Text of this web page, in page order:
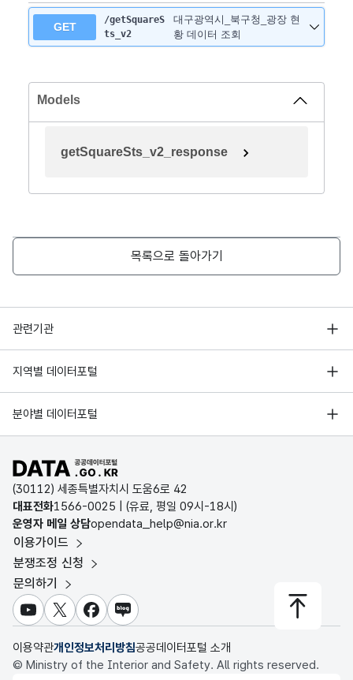
GET
/getSquareS
ts_v2
대구광역시_북구청_광장 현
황 데이터 조회
Models
getSquareSts_v2_response
목록으로 돌아가기
관련기관
행정안전부
한국지능정보사회진흥원
국가정보자원관리원
지역별 데이터포털
서울 열린데이터광장
경기데이터드림
D-데이터허브
인천데이터포털
울산광역시 데이터포털
전남광주통합특별시 빅데이터 플랫폼
대전광역시 데이터포털
세종특별자치시 데이터포털
충청북도 데이터허브
분야별 데이터포털
기상자료개방포털
국토교통부 공간정보오픈플랫폼
환경부 환경데이터포털
문화데이터광장
농림축산식품 공공데이터포털
보건의료빅데이터개방시스템
식품의약품안전처 데이터포털
교육통계서비스
공공데이터포털 바로가기
(30112) 세종특별자치시 도움6로 42
대표전화1566-0025 | (유료, 평일 09시-18시)
운영자 메일 상담opendata_help@nia.or.kr
이용가이드
분쟁조정 신청
문의하기
유튜브X 페이스북
블로그
이용약관개인정보처리방침공공데이터포털 소개
© Ministry of the Interior and Safety. All rights reserved.